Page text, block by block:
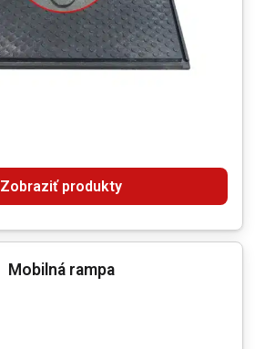
Zobraziť produkty
Mobilná rampa